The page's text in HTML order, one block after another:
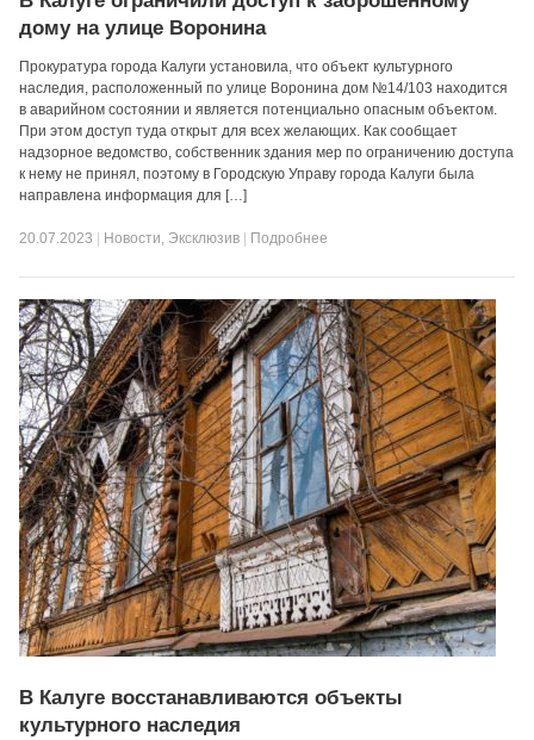
дому на улице Воронина
Прокуратура города Калуги установила, что объект культурного
наследия, расположенный по улице Воронина дом №14/103 находится
в аварийном состоянии и является потенциально опасным объектом.
При этом доступ туда открыт для всех желающих. Как сообщает
надзорное ведомство, собственник здания мер по ограничению доступа
к нему не принял, поэтому в Городскую Управу города Калуги была
направлена информация для […]
20.07.2023 Новости, Эксклюзив Подробнее
В Калуге восстанавливаются объекты
культурного наследия